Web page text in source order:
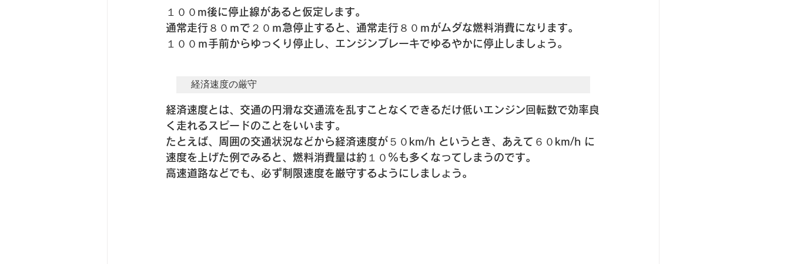
１００m後に停止線があると仮定します。
通常走行８０ｍで２０ｍ急停止すると、通常走行８０ｍがムダな燃料消費になります。
１００ｍ手前からゆっくり停止し、エンジンブレーキでゆるやかに停止しましょう。
経済速度の厳守
経済速度とは、交通の円滑な交通流を乱すことなくできるだけ低いエンジン回転数で効率良
く走れるスピードのことをいいます。
たとえば、周囲の交通状況などから経済速度が５０km/h というとき、あえて６０km/h に
速度を上げた例でみると、燃料消費量は約１０％も多くなってしまうのです。
高速道路などでも、必ず制限速度を厳守するようにしましょう。